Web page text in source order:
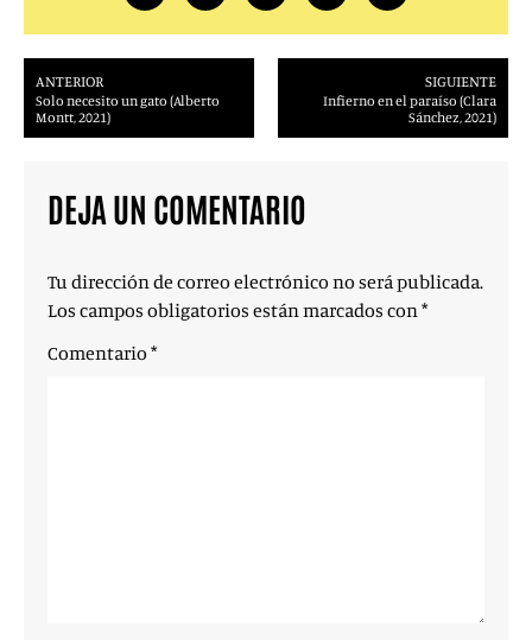
ANTERIOR
Solo necesito un gato (Alberto
Montt, 2021)
SIGUIENTE
Infierno en el paraíso (Clara
Sánchez, 2021)
DEJA UN COMENTARIO
Tu dirección de correo electrónico no será publicada.
Los campos obligatorios están marcados con*
Comentario *